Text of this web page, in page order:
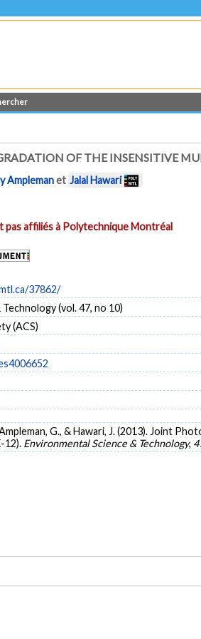
OF THE INSENSITIVE
Amplemanet Jalal Hawari
pas affiliés à Polytechnique Montréal
37862/
(vol. 47, no 10)
(ACS)
G., & Hawari, J. (2013). Joint
12). Environmental Science & Technology,